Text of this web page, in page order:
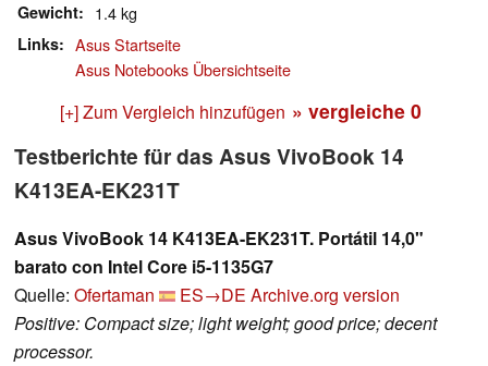
Gewicht 1.4 kg
Links
Asus Startseite
Asus Notebooks Übersichtseite
[+] Zum Vergleich hinzufügen » vergleiche 0
Testberichte für das Asus VivoBook 14
K413EA-EK231T
Asus VivoBook 14 K413EA-EK231T. Portátil 14,0"
barato con Intel Core i5-1135G7
Quelle: Ofertaman ES→DE Archive.org version
Positive: Compact size; light weight; good price; decent
processor.